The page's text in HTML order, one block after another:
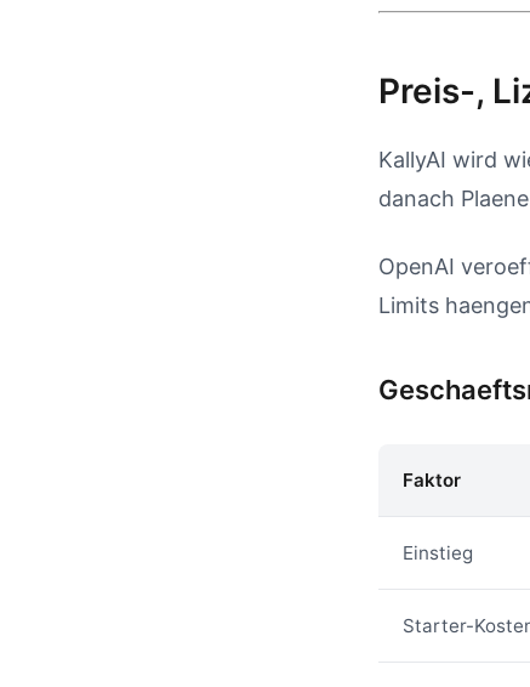
Preis-,
KallyAI wird
danach
OpenAI
Limits
Faktor
Einstieg
Starter-